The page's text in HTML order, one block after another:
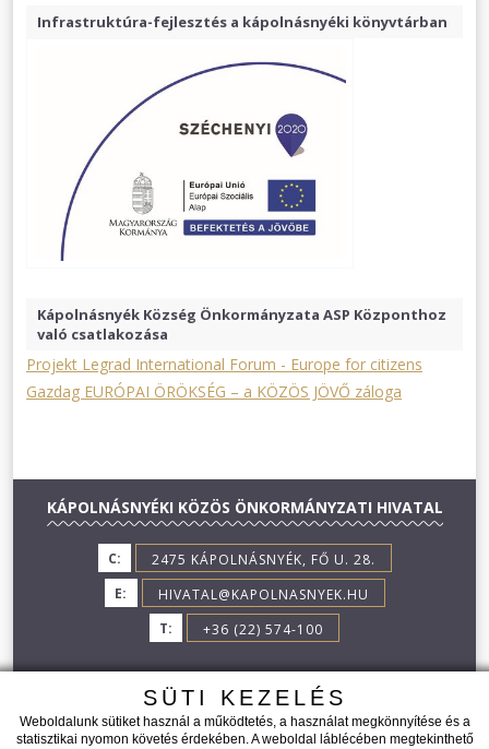
Infrastruktúra-fejlesztés a kápolnásnyéki könyvtárban
Kápolnásnyék Község Önkormányzata ASP Központhoz
való csatlakozása
Projekt Legrad International Forum - Europe for citizens
Gazdag EURÓPAI ÖRÖKSÉG – a KÖZÖS JÖVŐ záloga
KÁPOLNÁSNYÉKI KÖZÖS ÖNKORMÁNYZATI HIVATAL
C:
2475 KÁPOLNÁSNYÉK, FŐ U. 28.
E:
HIVATAL@KAPOLNASNYEK.HU
T:
+36 (22) 574-100
SÜTI KEZELÉS
Weboldalunk sütiket használ a működtetés, a használat megkönnyítése és a
statisztikai nyomon követés érdekében. A weboldal láblécében megtekinthető